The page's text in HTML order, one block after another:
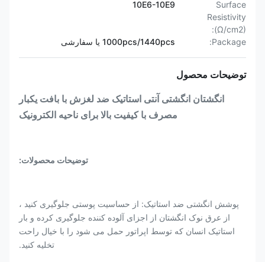
Surface
Resistivity
(Ω/cm2):
10E6-10E9
Package: 1000pcs/1440pcs یا سفارشی
توضیحات محصول
انگشتان انگشتی آنتی استاتیک ضد لغزش با بافت یکبار
مصرف با کیفیت بالا برای ناحیه الکترونیک
توضیحات محصولات:
پوشش انگشتی ضد استاتیک: از حساسیت پوستی جلوگیری کنید ،
از عرق نوک انگشتان از اجزای آلوده کننده جلوگیری کرده و بار
استاتیک انسان که توسط اپراتور حمل می شود را با خیال راحت
تخلیه کنید.